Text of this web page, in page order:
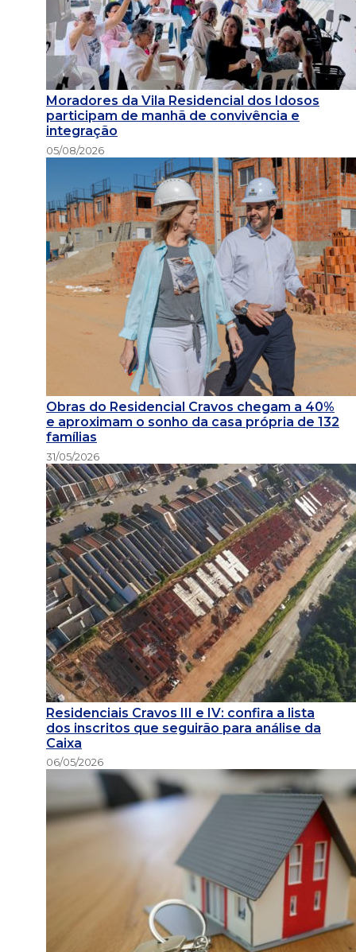
Moradores da Vila Residencial dos Idosos
participam de manhã de convivência e
integração
05/08/2026
Obras do Residencial Cravos chegam a 40%
e aproximam o sonho da casa própria de 132
famílias
31/05/2026
Residenciais Cravos III e IV: confira a lista
dos inscritos que seguirão para análise da
Caixa
06/05/2026